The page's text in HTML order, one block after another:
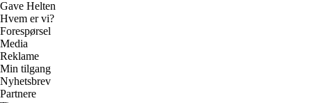
Gave Helten
Hvem er vi?
Forespørsel
Media
Reklame
Min tilgang
Nyhetsbrev
Partnere